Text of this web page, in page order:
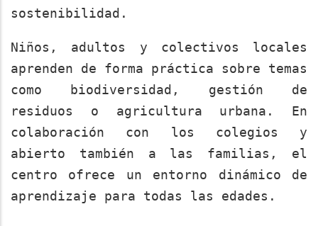
sostenibilidad.
Niños, adultos y colectivos locales
aprenden de forma práctica sobre temas
como biodiversidad, gestión de
residuos o agricultura urbana. En
colaboración con los colegios y
abierto también a las familias, el
centro ofrece un entorno dinámico de
aprendizaje para todas las edades.